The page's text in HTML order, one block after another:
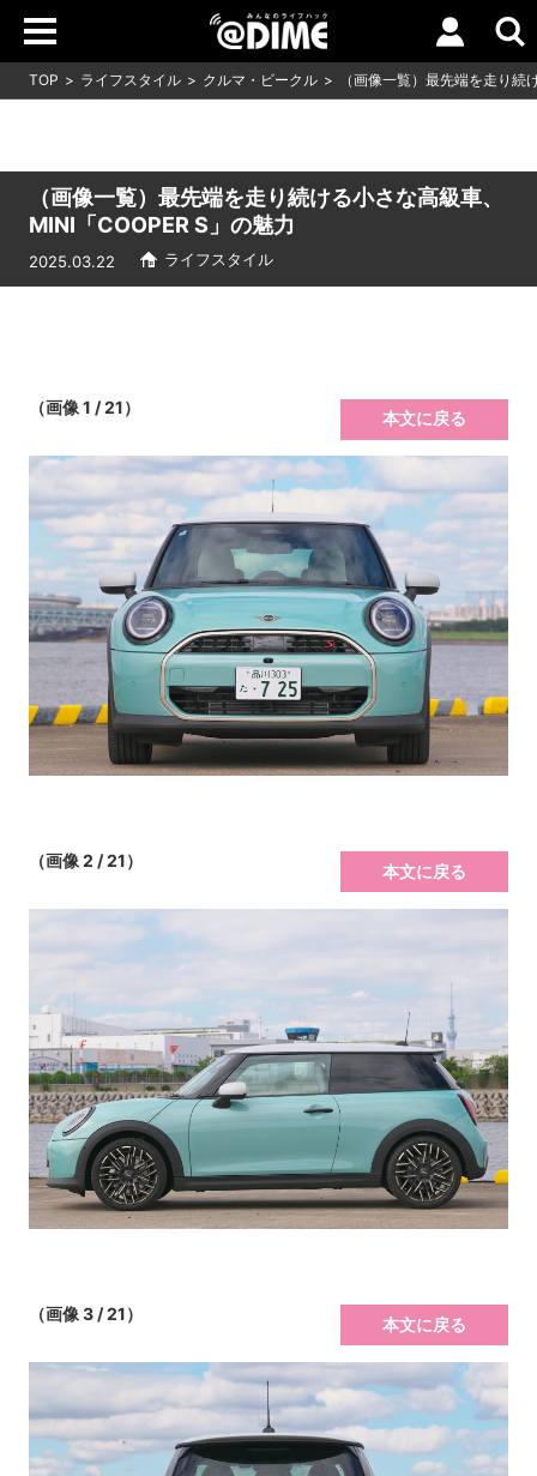
TOP ライフスタイル クルマ・ビークル （画像一覧）最先端を走り
（画像一覧）最先端を走り続ける小さな高級車、
MINI「COOPER S」の魅力
2025.03.22 ライフスタイル
（画像 1 / 21）
本文に戻る
（画像 2 / 21）
本文に戻る
（画像 3 / 21）
本文に戻る